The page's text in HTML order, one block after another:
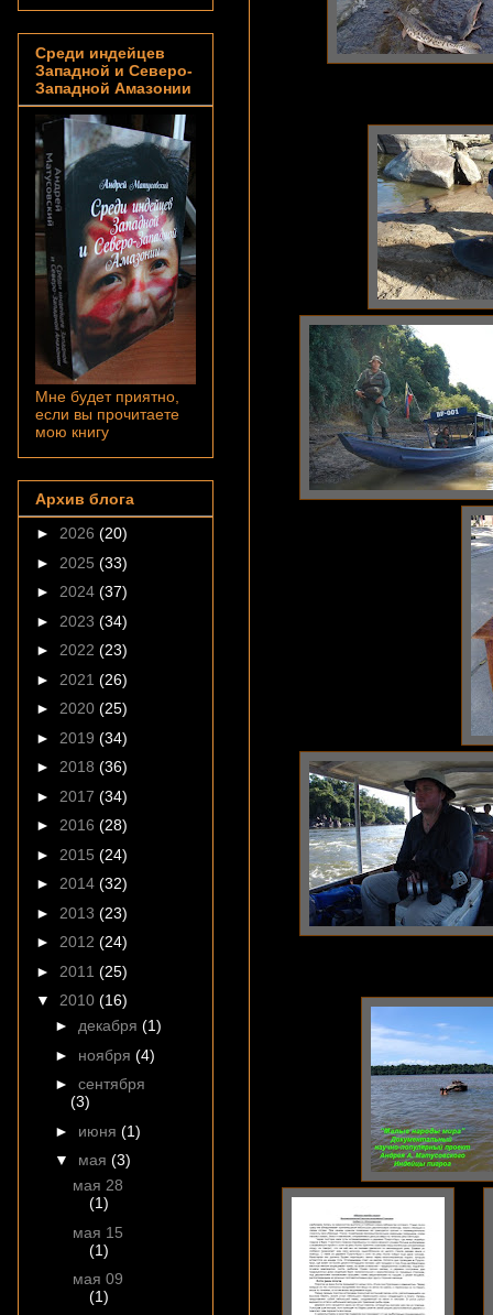
Среди индейцев
Западной и Северо-
Западной Амазонии
Мне будет приятно,
если вы прочитаете
мою книгу
Архив блога
► 2026 (20)
► 2025 (33)
► 2024 (37)
► 2023 (34)
► 2022 (23)
► 2021 (26)
► 2020 (25)
► 2019 (34)
► 2018 (36)
► 2017 (34)
► 2016 (28)
► 2015 (24)
► 2014 (32)
► 2013 (23)
► 2012 (24)
► 2011 (25)
▼ 2010 (16)
► декабря (1)
► ноября (4)
► сентября
(3)
► июня (1)
▼ мая (3)
мая 28
(1)
мая 15
(1)
мая 09
(1)